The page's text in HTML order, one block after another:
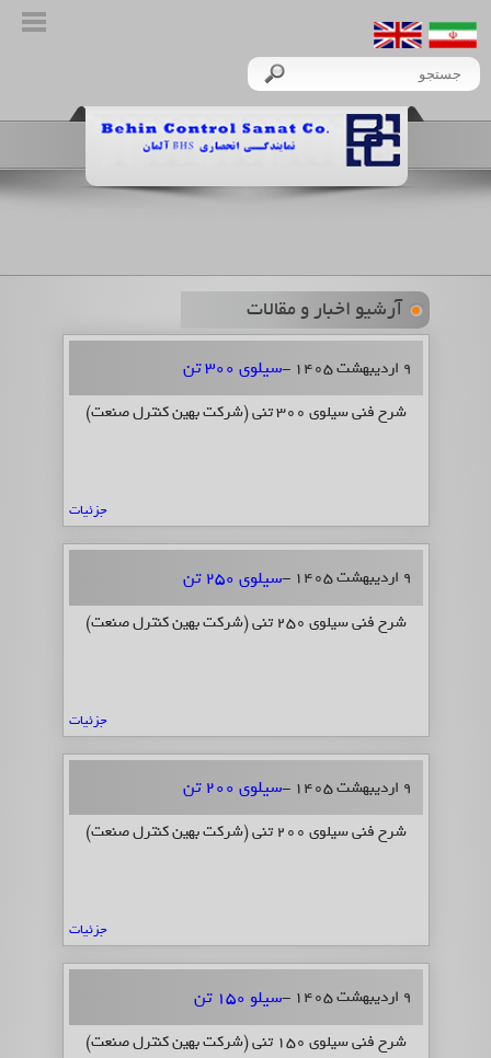
آرشیو اخبار و مقالات
9 اردیبهشت 1405 - سیلوی 300 تن
شرح فنی سیلوی 300 تنی (شرکت بهین کنترل صنعت)
جزئیات
9 اردیبهشت 1405 - سیلوی 250 تن
شرح فنی سیلوی 250 تنی (شرکت بهین کنترل صنعت)
جزئیات
9 اردیبهشت 1405 - سیلوی 200 تن
شرح فنی سیلوی 200 تنی (شرکت بهین کنترل صنعت)
جزئیات
9 اردیبهشت 1405 - سیلو 150 تن
شرح فنی سیلوی 150 تنی (شرکت بهین کنترل صنعت)